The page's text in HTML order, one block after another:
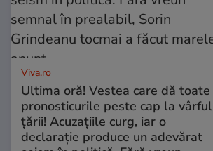
Viva.ro
Ultima oră! Vestea care dă toate
pronosticurile peste cap la vârful
țării! Acuzațiile curg, iar o
declarație produce un adevărat